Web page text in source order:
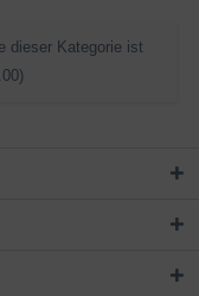
dieser Kategorie ist